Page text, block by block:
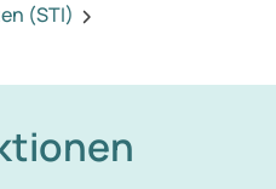
(STI)